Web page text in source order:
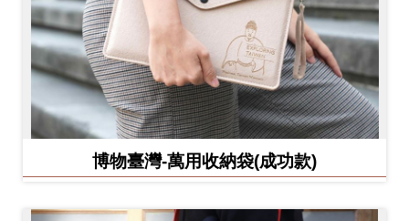
博物臺灣-萬用收納袋(成功款)